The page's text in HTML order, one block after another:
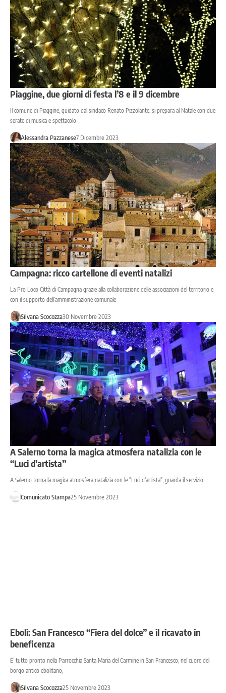
Piaggine, due giorni di festa l’8 e il 9 dicembre
Il comune di Piaggine, guidato dal sindaco Renato Pizzolante, si prepara al Natale con due
serate di musica e spettacolo
Alessandra Pazzanese7 Dicembre 2023
Campagna: ricco cartellone di eventi natalizi
La Pro Loco Città di Campagna grazie alla collaborazione delle associazioni del territorio e
con il supporto dell’amministrazione comunale
Silvana Scocozza30 Novembre 2023
A Salerno torna la magica atmosfera natalizia con le
“Luci d’artista”
A Salerno torna la magica atmosfera natalizia con le "Luci d'artista", guarda il servizio
Comunicato Stampa25 Novembre 2023
Eboli: San Francesco “Fiera del dolce” e il ricavato in
beneficenza
E’ tutto pronto nella Parrocchia Santa Maria del Carmine in San Francesco, nel cuore del
borgo antico ebolitano,
Silvana Scocozza25 Novembre 2023